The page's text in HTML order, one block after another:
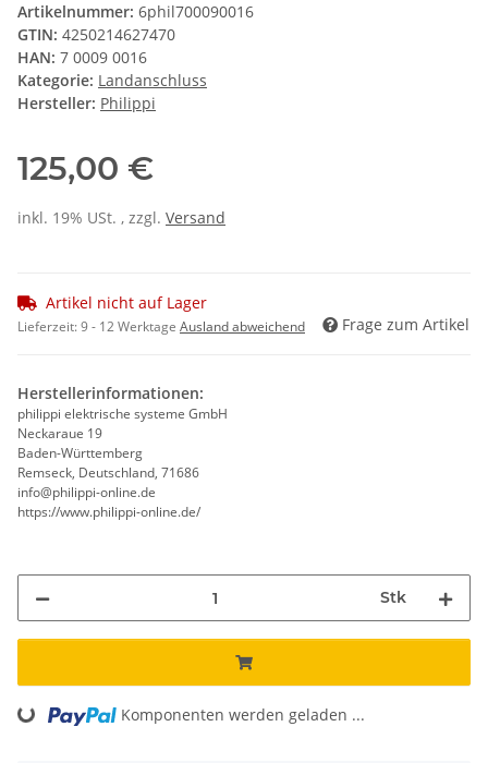
Artikelnummer: 6phil700090016
GTIN: 4250214627470
HAN: 7 0009 0016
Kategorie: Landanschluss
Hersteller: Philippi
125,00 €
inkl. 19% USt. , zzgl. Versand
Artikel nicht auf Lager
Lieferzeit:9 - 12 Werktage Ausland abweichend Frage zum Artikel
Herstellerinformationen:
philippi elektrische systeme GmbH
Neckaraue 19
Baden-Württemberg
Remseck, Deutschland, 71686
info@philippi-online.de
https://www.philippi-online.de/
Stk
Loading... Komponenten werden geladen ...